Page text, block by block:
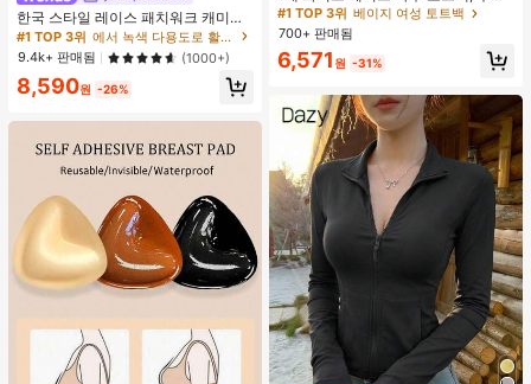
한국 스타일 레이스 패치워크 캐미솔
탱크 탑, Y2K 에스테틱, 스트리트웨어
캐주얼 여름
#1 TOP 3위
에서 녹색 다용도로 활용 가능한 데일리 탑
9.4k+ 판매됨
(1000+)
8,590원 -26%
한 리본 숄더백, 로맨틱 대용량 여성
데일리 쇼핑 여행 핸드백
#1 TOP 3위 베이지 여성 토트백
거의 매진!
#1 TOP 3위 베이지 여성 토트백
거의 매진!
#1 TOP 3위
거의 매진!
700+ 판매됨
6,571 원 -31%